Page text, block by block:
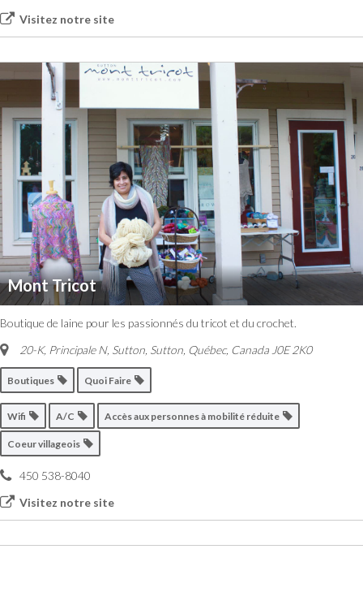
Visitez notre site
Mont Tricot
Boutique de laine pour les passionnés du tricot et du crochet.
20-K, Principale N, Sutton Sutton, Québec, Canada J0E 2K0
Boutiques Quoi Faire
Wifi A/C Accès aux personnes à mobilité réduite
Coeur villageois
450 538-8040
Visitez notre site